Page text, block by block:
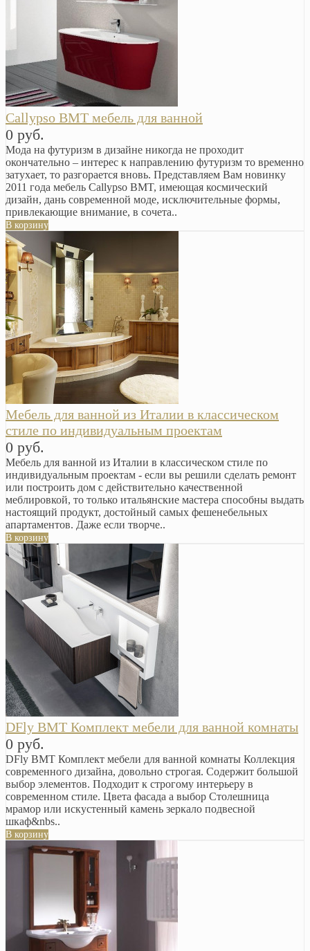
Callypso BMT мебель для ванной
0 руб.
Мода на футуризм в дизайне никогда не проходит
окончательно – интерес к направлению футуризм то временно
затухает, то разгорается вновь. Представляем Вам новинку
2011 года мебель Callypso BMT, имеющая космический
дизайн, дань современной моде, исключительные формы,
привлекающие внимание, в сочета..
В корзину
Мебель для ванной из Италии в классическом
стиле по индивидуальным проектам
0 руб.
Мебель для ванной из Италии в классическом стиле по
индивидуальным проектам - если вы решили сделать ремонт
или построить дом с действительно качественной
меблировкой, то только итальянские мастера способны выдать
настоящий продукт, достойный самых фешенебельных
апартаментов. Даже если творче..
В корзину
DFly BMT Комплект мебели для ванной комнаты
0 руб.
DFly BMT Комплект мебели для ванной комнаты Коллекция
современного дизайна, довольно строгая. Содержит большой
выбор элементов. Подходит к строгому интерьеру в
современном стиле. Цвета фасада а выбор Столешница
мрамор или искустенный камень зеркало подвесной
шкаф&nbs..
В корзину